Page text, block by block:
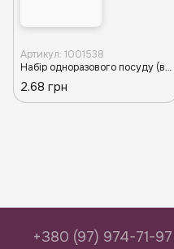
Артикул: 1001538
Набір одноразового посуду (виделка,ніж) чорний Bittner (100/9/900) ЕКО
2.68 грн
+380 (97) 974-71-97